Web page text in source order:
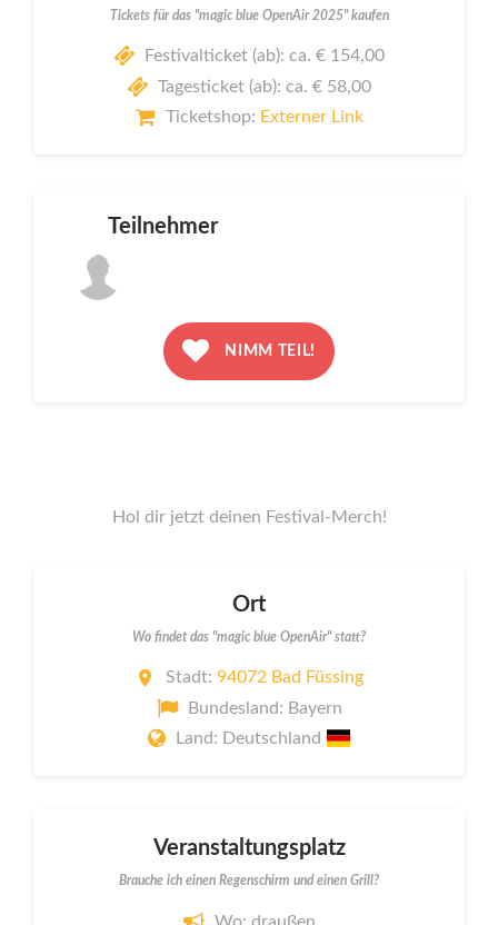
Tickets für das "magic blue OpenAir 2025" kaufen
Festivalticket (ab): ca. € 154,00
Tagesticket (ab): ca. € 58,00
Ticketshop: Externer Link
Teilnehmer
NIMM TEIL!
Hol dir jetzt deinen Festival-Merch!
Ort
Wo findet das "magic blue OpenAir" statt?
Stadt: 94072 Bad Füssing
Bundesland: Bayern
Land: Deutschland
Veranstaltungsplatz
Brauche ich einen Regenschirm und einen Grill?
Wo: draußen